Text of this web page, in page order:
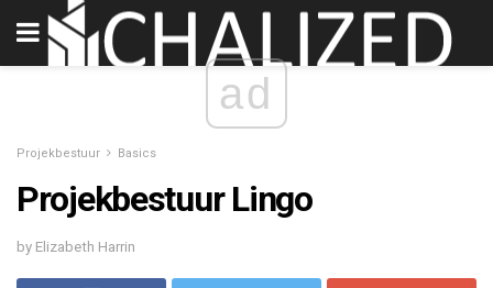
ad
Projekbestuur Basics
Projekbestuur Lingo
by Elizabeth Harrin